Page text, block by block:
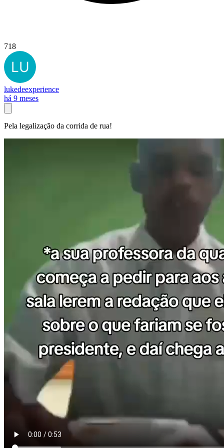
718
lukedeexperience
há 9 meses
Pela legalização da corrida de rua!